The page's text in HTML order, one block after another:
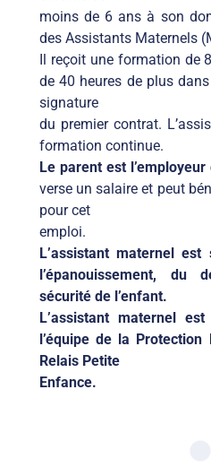
moins de 6 ans à son
des Assistants Maternels
Il reçoit une formation de
de 40 heures de plus
signature
du premier contrat.
formation continue.
Le parent est
verse un salaire et peut
pour cet
emploi.
L’assistant maternel
l’épanouissement, du
sécurité de l’enfant.
L’assistant maternel
l’équipe de la
Relais Petite
Enfance.